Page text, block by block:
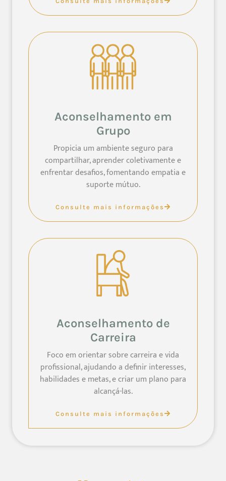
Aconselhamento em
Grupo
Propicia um ambiente seguro para
compartilhar, aprender coletivamente e
enfrentar desafios, fomentando empatia e
suporte mútuo.
Consulte mais informações
Aconselhamento de
Carreira
Foco em orientar sobre carreira e vida
profissional, ajudando a definir interesses,
habilidades e metas, e criar um plano para
alcançá-las.
Consulte mais informações